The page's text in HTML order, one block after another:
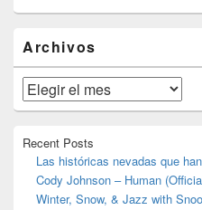
área
de
widget
barra
lateral
Archivos
Archivos
Recent Posts
Las históricas nevadas que
Cody Johnson – Human
Winter, Snow, & Jazz with